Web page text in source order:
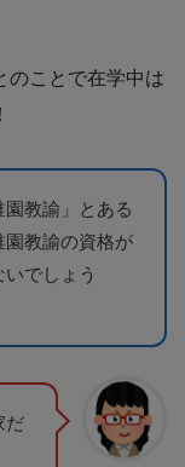
のことで在学中は
教諭」とある
教諭の資格が
でしょう
だ